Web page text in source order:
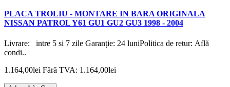
PLACA TROLIU - MONTARE IN BARA ORIGINALA
NISSAN PATROL Y61 GU1 GU2 GU3 1998 - 2004
Livrare: intre 5 si 7 zile Garanție: 24 luniPolitica de retur: Află
condi..
1.164,00lei Fără TVA: 1.164,00lei